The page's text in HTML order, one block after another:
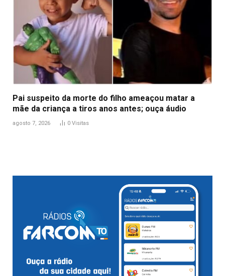
Pai suspeito da morte do filho ameaçou matar a
mãe da criança a tiros anos antes; ouça áudio
agosto 7, 2026 0 Visitas